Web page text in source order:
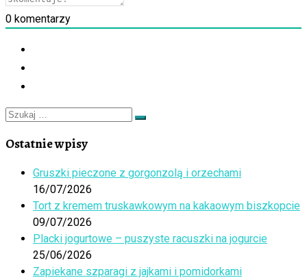
0 komentarzy
Szukaj
Szukaj
Ostatnie wpisy
Gruszki pieczone z gorgonzolą i orzechami
16/07/2026
Tort z kremem truskawkowym na kakaowym biszkopcie
09/07/2026
Placki jogurtowe – puszyste racuszki na jogurcie
25/06/2026
Zapiekane szparagi z jajkami i pomidorkami